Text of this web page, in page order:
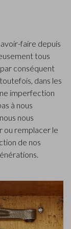
faire depuis
tous
conséquent
dans les
imperfection
à nous
nous
ou remplacer le
de nos